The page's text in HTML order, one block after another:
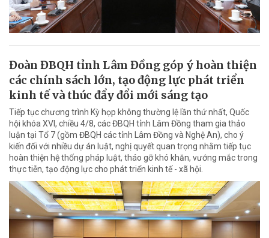
Đoàn ĐBQH tỉnh Lâm Đồng góp ý hoàn thiện
các chính sách lớn, tạo động lực phát triển
kinh tế và thúc đẩy đổi mới sáng tạo
Tiếp tục chương trình Kỳ họp không thường lệ lần thứ nhất, Quốc
hội khóa XVI, chiều 4/8, các ĐBQH tỉnh Lâm Đồng tham gia thảo
luận tại Tổ 7 (gồm ĐBQH các tỉnh Lâm Đồng và Nghệ An), cho ý
kiến đối với nhiều dự án luật, nghị quyết quan trọng nhằm tiếp tục
hoàn thiện hệ thống pháp luật, tháo gỡ khó khăn, vướng mắc trong
thực tiễn, tạo động lực cho phát triển kinh tế - xã hội.